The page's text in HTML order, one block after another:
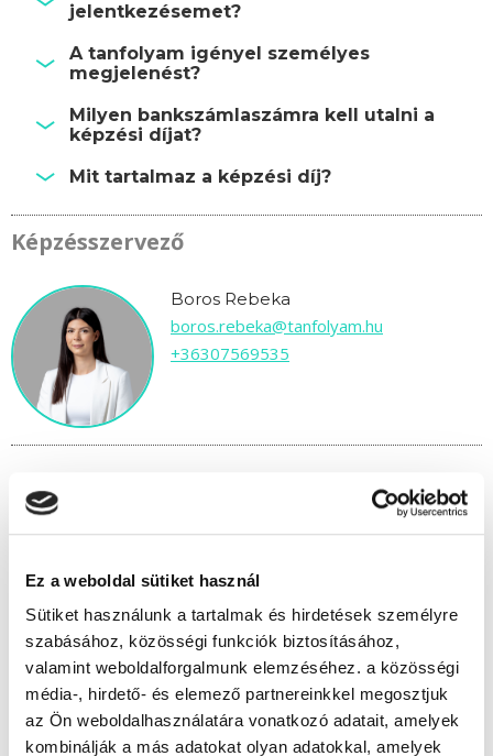
Ez a weboldal sütiket használ
Sütiket használunk a tartalmak és hirdetések személyre
szabásához, közösségi funkciók biztosításához,
valamint weboldalforgalmunk elemzéséhez. a közösségi
média-, hirdető- és elemező partnereinkkel megosztjuk
az Ön weboldalhasználatára vonatkozó adatait, amelyek
kombinálják a más adatokat olyan adatokkal, amelyek
jelentkezésemet?
A tanfolyam igényel személyes
megjelenést?
Milyen bankszámlaszámra kell utalni a
képzési díjat?
Mit tartalmaz a képzési díj?
Képzésszervező
Boros Rebeka
boros.rebeka@tanfolyam.hu
+36307569535
" F " csoport
40 nap az indulásig!
Időtartam:6 hónap
Indulás időpontja:2026-09-19
Képzés ára:159 000 Ft
egyösszegű befizetés esetén + minden
hallgatónk részére ajándék Bébiszitter
tanfolyam 49.990 Ft értékben!